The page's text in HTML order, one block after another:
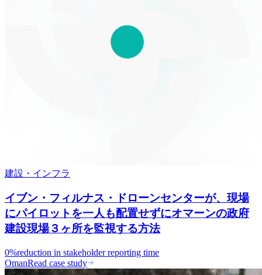
建設・インフラ
イブン・フィルナス・ドローンセンターが、現場
にパイロットを一人も配置せずにオマーンの政府
建設現場３ヶ所を監視する方法
0%reduction in stakeholder reporting time
OmanRead case study